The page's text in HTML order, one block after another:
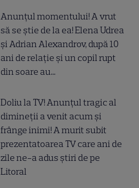
Anunțul momentului! A vrut
să se știe de la ea! Elena Udrea
și Adrian Alexandrov, după 10
ani de relație și un copil rupt
din soare au...
Doliu la TV! Anunțul tragic al
dimineții a venit acum și
frânge inimi! A murit subit
prezentatoarea TV care ani de
zile ne-a adus știri de pe
Litoral